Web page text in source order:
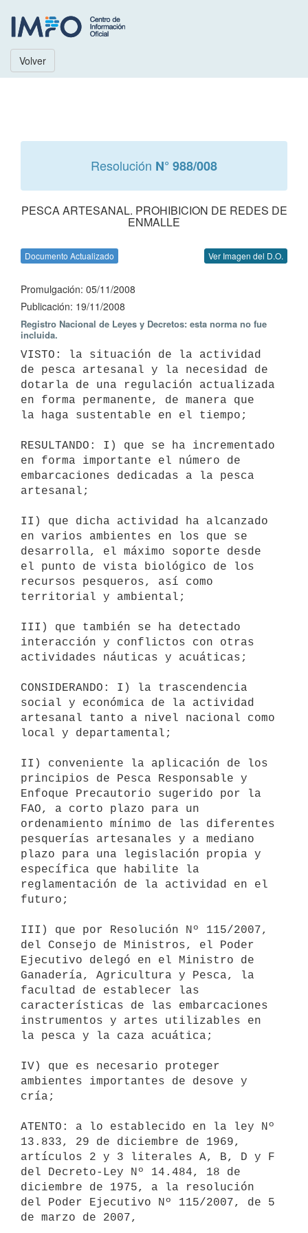
Volver
Resolución N° 988/008
PESCA ARTESANAL. PROHIBICION DE REDES DE
ENMALLE
Documento Actualizado Ver Imagen del D.O.
Promulgación: 05/11/2008
Publicación: 19/11/2008
Registro Nacional de Leyes y Decretos: esta norma no fue
incluida.
VISTO: la situación de la actividad
de pesca artesanal y la necesidad de
dotarla de una regulación actualizada
en forma permanente, de manera que
la haga sustentable en el tiempo;
RESULTANDO: I) que se ha incrementado
en forma importante el número de
embarcaciones dedicadas a la pesca
artesanal;
II) que dicha actividad ha alcanzado
en varios ambientes en los que se
desarrolla, el máximo soporte desde
el punto de vista biológico de los
recursos pesqueros, así como
territorial y ambiental;
III) que también se ha detectado
interacción y conflictos con otras
actividades náuticas y acuáticas;
CONSIDERANDO: I) la trascendencia
social y económica de la actividad
artesanal tanto a nivel nacional como
local y departamental;
II) conveniente la aplicación de los
principios de Pesca Responsable y
Enfoque Precautorio sugerido por la
FAO, a corto plazo para un
ordenamiento mínimo de las diferentes
pesquerías artesanales y a mediano
plazo para una legislación propia y
específica que habilite la
reglamentación de la actividad en el
futuro;
III) que por Resolución Nº 115/2007,
del Consejo de Ministros, el Poder
Ejecutivo delegó en el Ministro de
Ganadería, Agricultura y Pesca, la
facultad de establecer las
características de las embarcaciones
instrumentos y artes utilizables en
la pesca y la caza acuática;
IV) que es necesario proteger
ambientes importantes de desove y
cría;
ATENTO: a lo establecido en la ley Nº
13.833, 29 de diciembre de 1969,
artículos 2 y 3 literales A, B, D y F
del Decreto-Ley Nº 14.484, 18 de
diciembre de 1975, a la resolución
del Poder Ejecutivo Nº 115/2007, de 5
de marzo de 2007,